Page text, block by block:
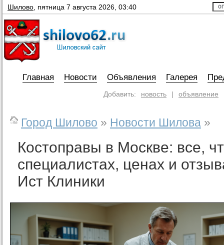
Шилово пятница 7 августа 2026, 03:40
Главная Новости Объявления Галерея
Добавить: новость | объявление
Город Шилово » Новости Шилова »
Костоправы в Москве: все,
специалистах, ценах и
Ист Клиники